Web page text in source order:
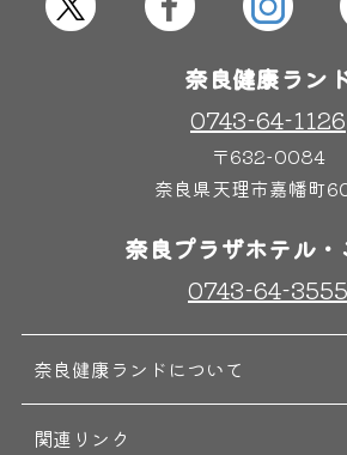
奈良健康ラン
0743-64-1126
〒632-0084
奈良県天理市嘉幡町
奈良プラザホテル・
0743-64-3555
奈良健康ランドについて
関連リンク